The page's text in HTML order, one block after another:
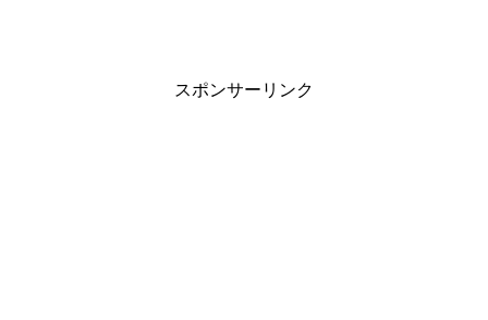
スポンサーリンク